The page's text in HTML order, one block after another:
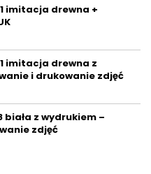
imitacja drewna +
imitacja drewna z
i drukowanie zdjęć
biała z wydrukiem –
zdjęć